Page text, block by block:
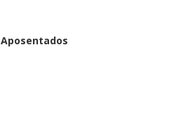
Aposentados